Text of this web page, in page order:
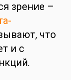
зрение –
что
и с